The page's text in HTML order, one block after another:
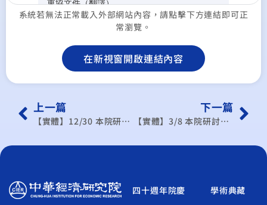
系統若無法正常載入外部網站內容，請點擊下方連結即可正
常瀏覽。
在新視窗開啟連結內容
上一篇
【實體】12/30 本院研討會：第三所學術研討會
下一篇
【實體】3/8 本院研討會：第一所學術研討會
四十週年院慶
學術典藏